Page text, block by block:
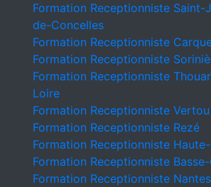
Formation Receptionniste Saint-
de-Concelles
Formation Receptionniste
Formation Receptionniste
Formation Receptionniste
Loire
Formation Receptionniste Vertou
Formation Receptionniste Rezé
Formation Receptionniste
Formation Receptionniste
Formation Receptionniste Nantes